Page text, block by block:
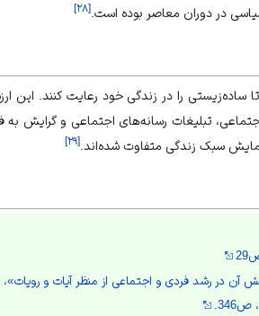
در دوران معاصر بوده است. [۲۸]
ساده‌زیستی را در زند‌گی خود رعایت کنند. این
تبلیغات رسانه‌های اجتماعی و گرایش به
سبک زندگی متفاوت شده‌اند. [۲۹]
فردی و اجتماعی از منظر آیات و رویات»، 1392ش، ص24-25.